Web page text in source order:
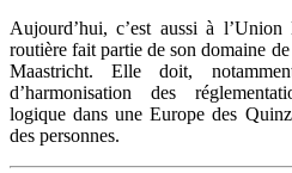
Aujourd’hui, c’est aussi à l’Union
routière fait partie de son domaine
Maastricht. Elle doit,
d’harmonisation des
logique dans une Europe des
des personnes.